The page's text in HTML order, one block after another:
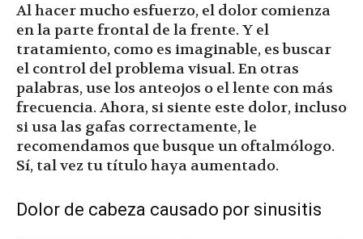
Al hacer mucho esfuerzo, el dolor comienza
en la parte frontal de la frente. Y el
tratamiento, como es imaginable, es buscar
el control del problema visual. En otras
palabras, use los anteojos o el lente con más
frecuencia. Ahora, si siente este dolor, incluso
si usa las gafas correctamente, le
recomendamos que busque un oftalmólogo.
Sí, tal vez tu título haya aumentado.
Dolor de cabeza causado por sinusitis